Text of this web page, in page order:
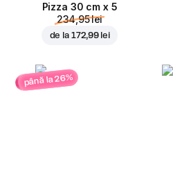
Pizza 30 cm x 5
234,95 lei
de la 172,99 lei
până la 26%